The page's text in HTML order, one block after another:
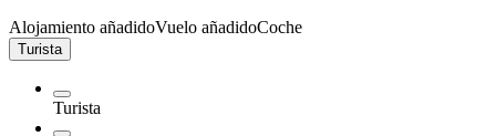
Alojamiento añadidoVuelo añadidoCoche
Turista
Turista